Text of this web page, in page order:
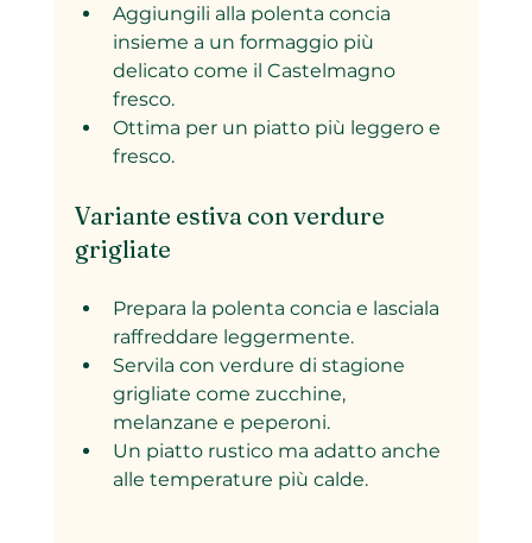
Aggiungili alla polenta concia
insieme a un formaggio più
delicato come il Castelmagno
fresco.
Ottima per un piatto più leggero e
fresco.
Variante estiva con verdure
grigliate
Prepara la polenta concia e lasciala
raffreddare leggermente.
Servila con verdure di stagione
grigliate come zucchine,
melanzane e peperoni.
Un piatto rustico ma adatto anche
alle temperature più calde.